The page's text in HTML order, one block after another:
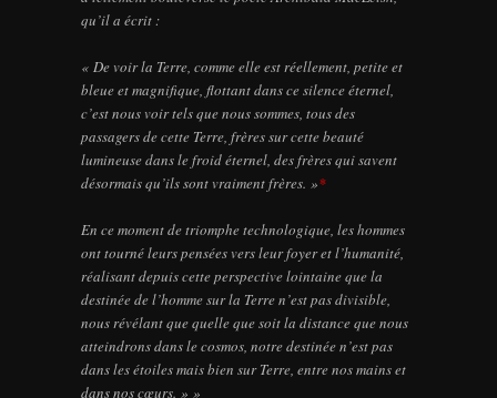
qu’il a écrit :
« De voir la Terre, comme elle est réellement, petite et
bleue et magnifique, flottant dans ce silence éternel,
c’est nous voir tels que nous sommes, tous des
passagers de cette Terre, frères sur cette beauté
lumineuse dans le froid éternel, des frères qui savent
désormais qu’ils sont vraiment frères. »*
En ce moment de triomphe technologique, les hommes
ont tourné leurs pensées vers leur foyer et l’humanité,
réalisant depuis cette perspective lointaine que la
destinée de l’homme sur la Terre n’est pas divisible,
nous révélant que quelle que soit la distance que nous
atteindrons dans le cosmos, notre destinée n’est pas
dans les étoiles mais bien sur Terre, entre nos mains et
dans nos cœurs. » »